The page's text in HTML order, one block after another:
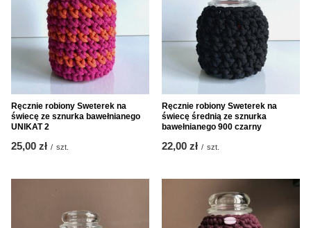
Ręcznie robiony Sweterek na
świecę ze sznurka bawełnianego
UNIKAT 2
25,00 zł / szt.
Ręcznie robiony Sweterek na
świecę średnią ze sznurka
bawełnianego 900 czarny
22,00 zł / szt.